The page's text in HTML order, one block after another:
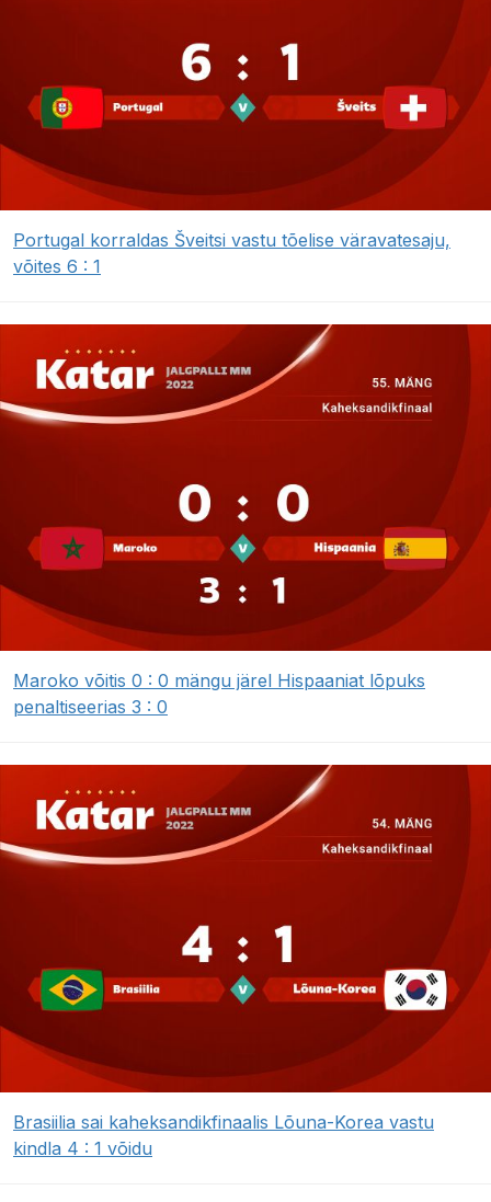
Portugal korraldas Šveitsi vastu tõelise väravatesaju,
võites 6 : 1
Maroko võitis 0 : 0 mängu järel Hispaaniat lõpuks
penaltiseerias 3 : 0
Brasiilia sai kaheksandikfinaalis Lõuna-Korea vastu
kindla 4 : 1 võidu